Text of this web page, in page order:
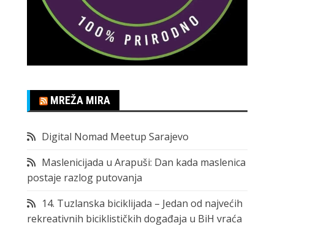
MREŽA MIRA
Digital Nomad Meetup Sarajevo
Maslenicijada u Arapuši: Dan kada maslenica
postaje razlog putovanja
14. Tuzlanska biciklijada – Jedan od najvećih
rekreativnih biciklističkih događaja u BiH vraća